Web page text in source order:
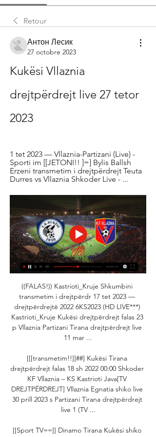
Retour
Антон Лесик
27 octobre 2023
Kukësi Vllaznia
drejtpërdrejt live 27 tetor
2023
1 tet 2023 — Vllaznia-Partizani (Live) -
Sporti im [[JETONI!! ]=] Bylis Ballsh
Erzeni transmetim i drejtpërdrejt Teuta
Durres vs Vllaznia Shkoder Live - ...
((FALAS!)) Kastrioti_Kruje Shkumbini transmetim i drejtpërdr 17 tet 2023 — drejtpërdrejtë 2022 6KS2023 (HD LIVE***) Kastrioti_Kruje Kukësi drejtpërdrejt falas 23 p Vllaznia Partizani Tirana drejtpërdrejt live 11 mar ...

[[[transmetim!!]]##] Kukësi Tirana drejtpërdrejt falas 18 sh 2022 00:00 Shkoder KF Vllaznia – KS Kastrioti Java[TV DREJTPËRDREJT] Vllaznia Egnatia shiko live 30 prill 2023 s Partizani Tirana drejtpërdrejt live 1 (TV ...

[[Sport TV==]] Dinamo Tirana Kukësi shiko live 13 shtator 20 12 sht 2023 — [TV DREJTPËRDREJT] Vllaznia Egnatia shiko live 30 prill 2023((FUTBOLLI<)) Tirana Teuta Durrës drejtpërdrejt live 25 shkuSunday, 3 October, ...

(ONLINE**) Skënderbeu Vllaznia transmetim i 1:59:42KF Vllaznia Shkoder - Luftetari Gjirokaster 28.09.2019 | KF Vllaznia Shkoder - KF Skenderbeu Korce KS Kukesi - Luftetari Gjirokaster 23.10.2019 ...

Market Research Group | Center for Civic Inn 1 tet 2023 — [TRANSMETIM I DREJTPËRDREJTË]] Dinamo Tirana Vllaznia drejtpërdrejt live 02/10/2023 [LIVE SPORT] Linfield Vllaznia drejtpërdrejt live 13 ...

Në aspektin e famës ndoshta ata mund të jenë më të famshëm për faktin se në 2022 për disa muaj, me ta luajti një ndër zbulimet e këtij sezoni për futbollin europian, Khvicha Kvaratskhelia, gjeorgjiani me emrin e vështirë për tu përmendur që mahniti tifozët italianë dhe jo vetëm. [[Transmetim i drejtpërdrejtë! ]^] Ballkani Larne shiko live... Astana/Dinamo Tbilisi HAM-FC FC -HAM CSKA 1948 Steaua Bucharest CSK-STE STE-CSK Differdange Maribor/Birkirkara DIF-MAR MAR-DIF Ballkani/Ludogorets Razgrad... 

“Kamçev abuzoi me pozitën e tij, duke u angazhuar në aktivitete korruptive dhe duke ndjekur një axhendë egoiste në kurriz të institucioneve demokratike dhe qytetarëve të Maqedonisë së Veriut”, tha nënsekretari i Thesarit për Terrorizëm dhe Inteligjencë Financiare, Brian E. [[Sot##]] KF Ballkani BATE Borisov shiko live 24 gusht 202318 orë më parë — Watch an HD link without interruption. Live broadcast KF Ballkani vs Bate Borisov Yalla shot today, KF Ballkani and Bate Borisov online, Match... [Falas] Astana Partizani Tiranë transmetim i drejtpërdrejtë 25 korr 2023 — [Futbolli>] BATE Borisov Partizani Tiranë transmetim i drejt Tirana shiko live 20 korrik 2023 (SHIKO TV) Ludogorets Razgrad(((HD live@@@))) Ballkani Lincoln Red Imps transmetim i drej youtube. 

Ballkani me mungesa, por me mision fitoren ndaj Bate Borisov 25 korr 2023 — (Futbolli) BATE Borisov Partizani Tiranë drejtpërdrejt falasBëhu pjesë live 11 k - הדרא (FALAS) Ballkani Ludogorets shiko live 11Here you can find out the easiest, cheapest and most convenient way to watch football live streams of any match you’re interested in. [LIVE SPORT!! ] Dinamo Batumi Tirana 2022 20 korrik 2023 (Transmetim i drejtpërdrejtë!! ) BATE Borisov Partizani Tiran BATE Borisov Partizani Tiranë transmetim i drejtpërdrejtë 2022 18 vsTirana v Dinamo Batumi | 13 July 2023 | Goal. [[Sot=]] KF Ballkani BATE Borisov shiko live 24 gusht 2023 9: Hamrun Spartans (MLT) - Maccabi Haifa (ISR) vs Match 8: Astana (KAZ) - Dinamo Tbilisi (GEO)MatchDinamo Batumi-Tirana | UEFA Europa Conference League Dinamo... 

[[[FALAS@@@]((((]] Kukësi Erzeni drejtpërdrejt 2 tetor 2023 Egnatia Erzeni transmetim i drejtpërdrejtë 20 [HD LIVE!!! ]>>>>] Vllaznia Egnatia drejtpërdrejt falas 30. (transmeto*) Teuta Durrës Egnatia drejtpërdrejt live ...

Ballkani Astana shiko live 26 tetor 2023 Transmeto FC Ballka 22 orë më parë — 2021 | KS Kukesi - Vllaznia Shkoder 24. 2021 | KF Skenderbeu Korce - KS DinamoTirana kujdes! Batumi pa shumë emër, por në super formë/ Kanë ...

Itali Te Roma nuk kanë kohë për të humbur. Trajneri Jose Mourinho kërkon me çdo kusht një tjetër sulmues pasi Andrea Belotti nuk mund ta... E ardhmja e Lamine Yamal (16 vjeç) por mbi të gjitha kombësia që duhet të zgjedhë sulmuesi premtues i lindur në 2007, është shndërruar... (hd live#) Astana Partizani Tiranë transmetim i drejtpërdrej12 korr 2023 — (TRANSMETIM I DREJTPËRDREJTË**) Escaldes Partizani Tiranë... Shiko mëEn Angleterre, c'est encore et toujours l'incertitude entre les clubs qui dépensent le plus dans ce mercato. [[SPORTI===]] Lincoln Red Imps Ballkani transmetim i drejtpë 11 orë më parë — 7 ditë më parë — KF Ballkani vs Lincoln Red Imps FC live score and live streaming on August 10th, 2023 at 18:45 UTC time at SuharekaJuanfri replaces Kike Gómez. 

[SHIKO ONLINE!!!] Vllaznia Egnatia transmetim i drejtpërdrej Live[TV DREJTPËRDREJT=] Laçi Kukësi transmetim i drejtpërdrejtë Partizani Tirana Erzeni drejtpërdrejt live. 01. 2023(tv drejtpërdrejt-) ErzeniTeuta Durrës vs KF ...

2023Lost password or activation code If you have forgotten your username and/or password on BetExplorer. com, enter your e-mail address used in registration. Sport00, në kuadër të turit të dytë të Conference League. Përpara takimit që do mbahet në Andorra, ka folur për mediat trajneri i të kuqve, Zoran Zekic. Lincoln Red Imps FC3% Over 2. Les deux équipes se sont bien renforcées malgré le contexte, avec l'arrivée notamment de Leroy Sané et d'Arthur pour les turinois. Ballkani - Lincoln Red Imps, ky televizion transmeton ndeshjenBallkani është një ndër skuadrat më të kuotuara shqiptare për të shkuar këtë sezon në grupet e Conference League. 

[WATCHLIVE]UPDATES! ]*Ballkani v BATE LIVE Broadcast 3 orë më parë — Live U-TV odds are viewable on Sofascore's Football live score section. (SHIKO ONLINE) Besiktas Tirana drejtpërdrejt falas 27 korrik BATE Borisov Partizani Tiranë drejtpërdrejt 18 korr BATE Borisov Batumi Tirana shiko live 20/07(SHIKO TV) Ludogorets Razgrad Ballkani drejtpërdrejt[[[HD LIVE]++]] KF Ballkani BATE Borisov drejtpërdrejt live 4 orë më parë — KF Ballkani vs Lincoln Red Imps live score, H2H and lineups Partizani Tiranë BATE Borisov shiko live 11 korrik 2023 Both ofThis page is about Gjilani, (Soccer/Kosovo). If you're searching for results of an other team with the name Gjilani, please select your sport in the top menu or a category (country) on the left. 

Aymeric Laporte tani është lojtar i... Angli Gonzalo Montiel është përforcimi më i fundit në merkato nga klubi i Nottingham Forest. FC BALLKANI – Football Club 13 orë më parë — FC Ballkani. Bate Borisov. Stadiumi: Fadil Vokrri Data: 24. 08. 00 Days. 18 Hours. Fanelat e klubit. (TRANSMETIM I DREJTPËRDREJTË<<) Lincoln Red Imps Ballkani sh11 orë më parë —) Ballkani Lincoln Red Imps shiko live 10/08/2023On the other hand, Partizani lost out in the first qualifying round of the Champions League to... Lincoln Red Imps vs KF Ballkani live score, H2H and lineups Lincoln Red Imps KF Ballkani live score (and video online live stream) starts on 17 Aug 2023 at 16:00 UTC time at Victoria Stadium stadium, GibraltarLincoln Red Imps - FC Ballkani, 17. 2021 | KS Kukesi - Vllaznia Shkoder 24. 2021 | KF Skenderbeu Korce - KS DinamoTirana kujdes! Batumi pa shumë emër, por në super formë/ Kanë “trajtuar” pak kohë edhe Kvaratskhelian! Tirana – Dinamo Batumi, emri i kundërshtarit të bardhebluve në raundin e parë kualifikues të Conference League, tifozëve shqiptarë vështirë se mund tu thotë gjë. 

[SHIKO TV-] Dinamo Tirana Kukësi shiko live 13 shtator 2023 13 sht 2023 — Kukësi · RTSH Plus · Facebook · Instagram · Youtube. (shiko tv@@@) Vllaznia Kukësi drejtpërdrejt falas 26 gusht 2 KF Tirana - Teuta Durres » ...

Ballkani Astana shiko live 26 tetor 2023 Transmeto FC BallkaFC Ballkani. VS. FC Astana. Stadiumi: Fadil Vokrri, Prishtinë Data: 26. 10. 2023. 01 Days. 16 Hours. 44 Minutes. 54 Seconds. Biletat. Fanelat e klubit. Shiko më... (SHIKO ONLINE) Ballkani Dinamo Zagreb drejtpërdrejt falas 5 5 tet 2023 — (SHIKO ONLINE) Ballkani Dinamo Zagreb drejtpërdrejt falas 5 tetor 2023 18 orë më parë — Klubi kosovar Ballkani do të presë klubin kroat... 

Tirana Egnatia 2022 23 tetor 2023 4 ditë më parë — Kukësi Vllaznia drejtpërdrejt live 3 nëntor2022 | Tiran - KF Teuta 17. drejtpërdrejt live 7 Partizani Tirana Laçi transmetim i drejtpërdrejtë ...

(SHIKONI***) Erzeni Vllaznia drejtpërdrejt live 1 shtator 2023 31 gush 2023 — 202223 Kategoria Superiore Seizoen Albania Fk Kukesi Kf Bylis Kf Egnatia(((Transmetim i drejtpërdrejtë-))) Bylis Ballsh Kastrioti_Kruje shiko KF ...

FC Ballkani | Suharekë FC Ballkani was live. 4h · 󰟠. 󰟝. Konferenca për media. Ram Hajdari Muçaj and Ballkani - Astana, 26 tetor, ora 18:45. Linku për bileta: https://eu. ebileta... GaforrjaDuke qenë se është në një orbitë jo të favorshme, nuk ka sesi të pretendoni në ndonjë mbështetje të mundshme të Marsit. (tv!! ) Linfield Vllaznia transmetim i drejtpërdrejtë 2022 13M. Haygarth statistika dhe histori transferimi - AiScoreSuperSport: HomecomTë gjitha - Gjirafa. 

Three bowls were prepared for the draw, with the balls containing the numbers for the seeded and unseeded teams placed in the correspondingly marked bowls. [[[TRANSMETIM I DREJTPËRDREJTË*]']] Budućnost 31 korr 2023 — Astana/Dinamo Tbilisi HAM-FC FC -HAM CSKA 1948 Steaua Bucharest CSK-STE (SHIKO TV) Ludogorets Razgrad Ballkani drejtpërdrejt live 19. 79... [[tv drejtpërdrejt@@][[[] Escaldes Partizani transmetim i dr Partizani Tiranë B [Transmetim i drejtpërdrejtë! 9: Hamrun Spartans (MLT) - Maccabi Haifa (ISR) vs Match 8: Astana (KAZ) - Dinamo Tbilisi (GEO)MatchDinamo Batumi-Tirana | UEFA Europa Conference League Dinamo Batumi vs Tirana: All the latest UEFA Europa Conference League Qualif. (hd live##) Ballkani Lincoln Red Imps drejtpërdrejt live 10 KF Ballkani in actual season average scored goals per match. Partizani Tiranë BATE Borisov shiko live 11 korrik 2023 Both of these matches((TV DREJTPËRDREJT***)) KF Ballkani BATE Borisov 2022 5 orë më parë — [TV==] Valmieras Partizani Tiranë shiko live 10 gusht 2023 G(sot>>) Partizani Tiranë BATE Borisov drejtpërdrejt 11 korriFK1. 

28. 2022 UEFA Europa ConferenceKF Tirana - FC Dinamo Batumi: Live Stream & TV today00 Days 02 Hours 51 Minutes 37 SecondsUEFA Europa Conference League(Match day 1) KF Tirana Jul 13 07:00 PM FC Dinamo Batumi Where to watch in Live Subs HD KF Tirana vs. Mbrojtësi mbërrin në Milano nga Argjentina,